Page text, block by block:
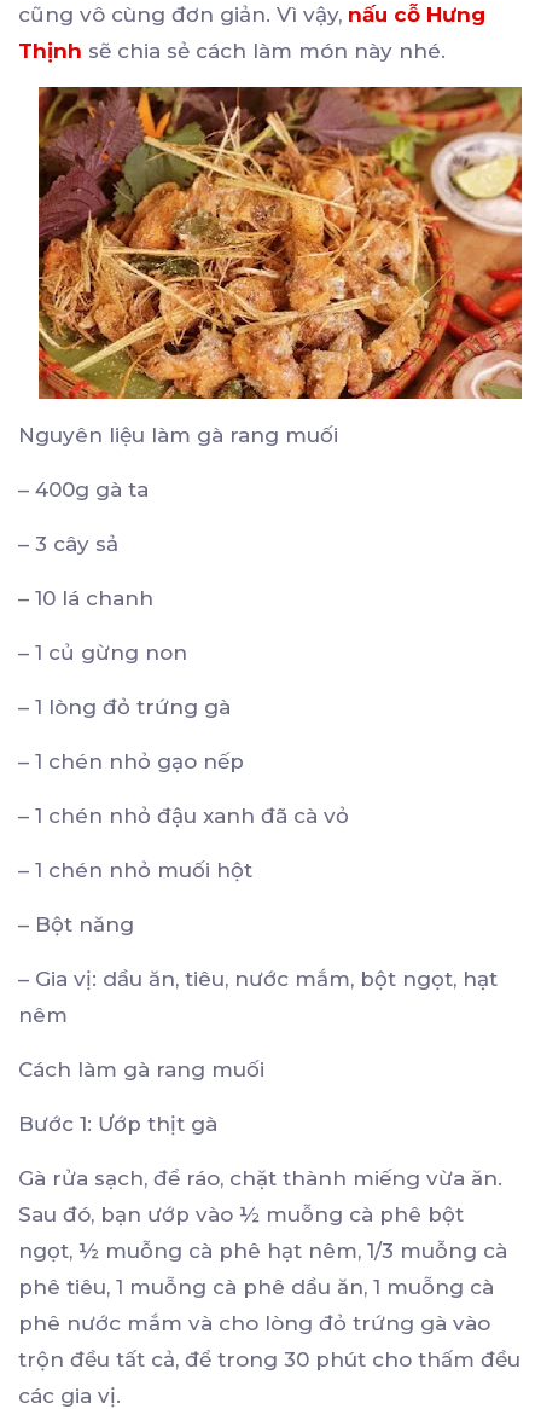
cũng vô cùng đơn giản. Vì vậy, nấu cỗ Hưng
Thịnh sẽ chia sẻ cách làm món này nhé.
Nguyên liệu làm gà rang muối
– 400g gà ta
– 3 cây sả
– 10 lá chanh
– 1 củ gừng non
– 1 lòng đỏ trứng gà
– 1 chén nhỏ gạo nếp
– 1 chén nhỏ đậu xanh đã cà vỏ
– 1 chén nhỏ muối hột
– Bột năng
– Gia vị: dầu ăn, tiêu, nước mắm, bột ngọt, hạt
nêm
Cách làm gà rang muối
Bước 1: Ướp thịt gà
Gà rửa sạch, để ráo, chặt thành miếng vừa ăn.
Sau đó, bạn ướp vào ½ muỗng cà phê bột
ngọt, ½ muỗng cà phê hạt nêm, 1/3 muỗng cà
phê tiêu, 1 muỗng cà phê dầu ăn, 1 muỗng cà
phê nước mắm và cho lòng đỏ trứng gà vào
trộn đều tất cả, để trong 30 phút cho thấm đều
các gia vị.